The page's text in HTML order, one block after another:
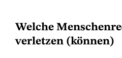
Welche
verletzen (können)